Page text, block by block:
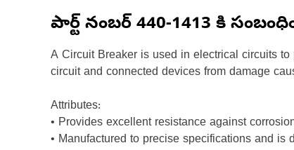
పార్ట్ నంబర్ 440-1413 కి
A Circuit Breaker is used in electrical circuits
circuit and connected devices from damage
Attributes:
• Provides excellent resistance against
• Manufactured to precise specifications and is